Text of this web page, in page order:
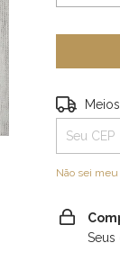
Entregas
Não sei meu
Seus